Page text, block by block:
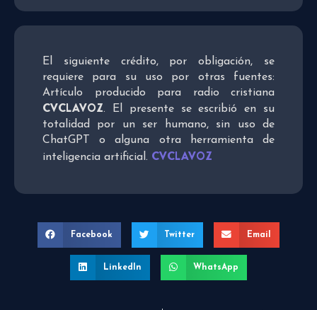
El siguiente crédito, por obligación, se
requiere para su uso por otras fuentes:
Artículo producido para radio cristiana
CVCLAVOZ. El presente se escribió en su
totalidad por un ser humano, sin uso de
ChatGPT o alguna otra herramienta de
inteligencia artificial. CVCLAVOZ
Facebook Twitter Email
LinkedIn WhatsApp